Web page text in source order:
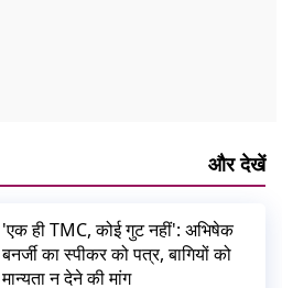
और देखें
'एक ही TMC, कोई गुट नहीं': अभिषेक
बनर्जी का स्पीकर को पत्र, बागियों को
मान्यता न देने की मांग